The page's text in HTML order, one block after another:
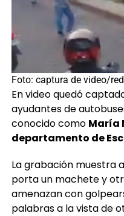
Foto: captura de video/
En video quedó
ayudantes de
conocido como María
departamento de
La grabación muestra
porta un machete y
amenazan con
palabras a la vista de